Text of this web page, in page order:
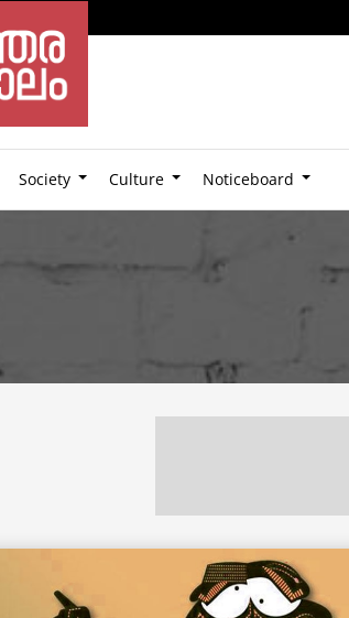
Society Culture Noticeboard